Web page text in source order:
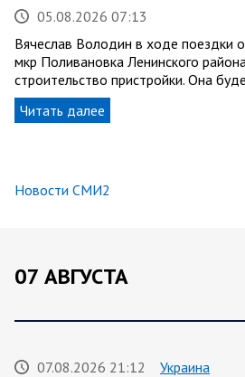
05.08.2026 07:13
Вячеслав Володин в ходе поездки
мкр Поливановка Ленинского
строительство пристройки. Она
Читать далее
Новости СМИ2
07 АВГУСТА
07.08.2026 21:12
Украина